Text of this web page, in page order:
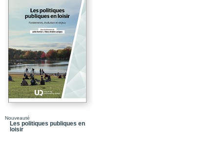
Nouveauté
Les politiques publiques en
loisir